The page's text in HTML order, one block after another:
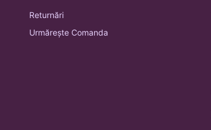
Returnări
Urmărește Comanda